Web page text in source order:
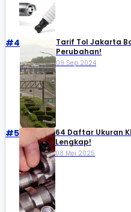
#4
Tarif Tol Jakarta
Perubahan!
09 Sep 2024
#5
64 Daftar Ukuran
Lengkap!
08 Mei 2025